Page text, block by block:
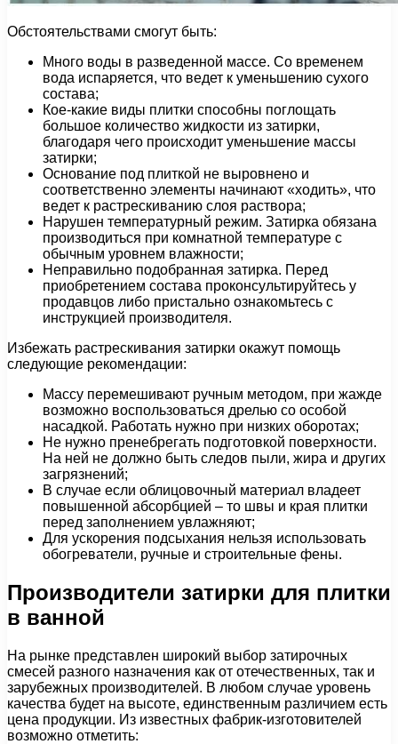
Обстоятельствами смогут быть:
Много воды в разведенной массе. Со временем
вода испаряется, что ведет к уменьшению сухого
состава;
Кое-какие виды плитки способны поглощать
большое количество жидкости из затирки,
благодаря чего происходит уменьшение массы
затирки;
Основание под плиткой не выровнено и
соответственно элементы начинают «ходить», что
ведет к растрескиванию слоя раствора;
Нарушен температурный режим. Затирка обязана
производиться при комнатной температуре с
обычным уровнем влажности;
Неправильно подобранная затирка. Перед
приобретением состава проконсультируйтесь у
продавцов либо пристально ознакомьтесь с
инструкцией производителя.
Избежать растрескивания затирки окажут помощь
следующие рекомендации:
Массу перемешивают ручным методом, при жажде
возможно воспользоваться дрелью со особой
насадкой. Работать нужно при низких оборотах;
Не нужно пренебрегать подготовкой поверхности.
На ней не должно быть следов пыли, жира и других
загрязнений;
В случае если облицовочный материал владеет
повышенной абсорбцией – то швы и края плитки
перед заполнением увлажняют;
Для ускорения подсыхания нельзя использовать
обогреватели, ручные и строительные фены.
Производители затирки для плитки
в ванной
На рынке представлен широкий выбор затирочных
смесей разного назначения как от отечественных, так и
зарубежных производителей. В любом случае уровень
качества будет на высоте, единственным различием есть
цена продукции. Из известных фабрик-изготовителей
возможно отметить: